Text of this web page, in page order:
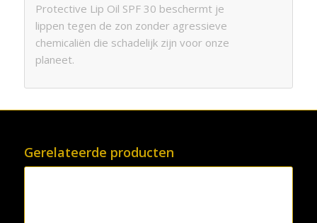
Protective Lip Oil SPF 30 beschermt je
lippen tegen de zon zonder agressieve
chemicaliën die schadelijk zijn voor onze
planeet.
Gerelateerde producten